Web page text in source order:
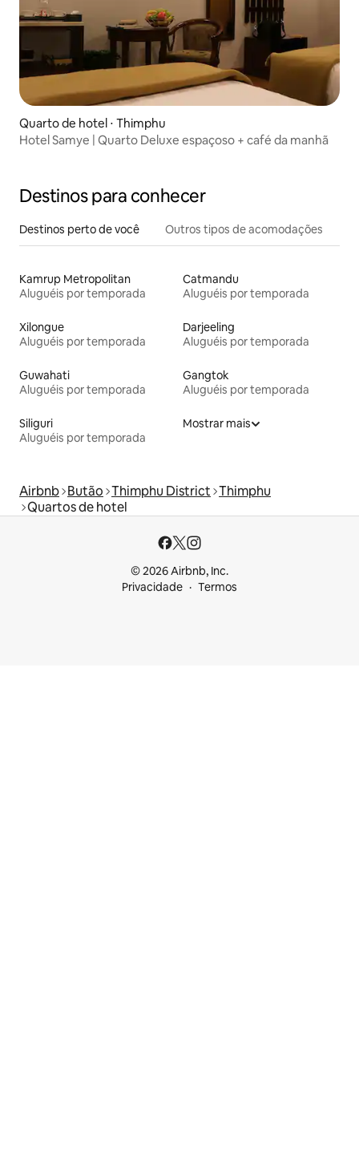
Quarto de hotel ⋅ Thimphu
Hotel Samye | Quarto Deluxe espaçoso + café da manhã
Destinos para conhecer
Destinos perto de você Outros tipos de acomodações
Kamrup Metropolitan
Aluguéis por temporada
Catmandu
Aluguéis por temporada
Xilongue
Aluguéis por temporada
Darjeeling
Aluguéis por temporada
Guwahati
Aluguéis por temporada
Gangtok
Aluguéis por temporada
Siliguri
Aluguéis por temporada
Mostrar mais
Airbnb Butão Thimphu District Thimphu
Quartos de hotel
© 2026 Airbnb, Inc.
Privacidade
Termos